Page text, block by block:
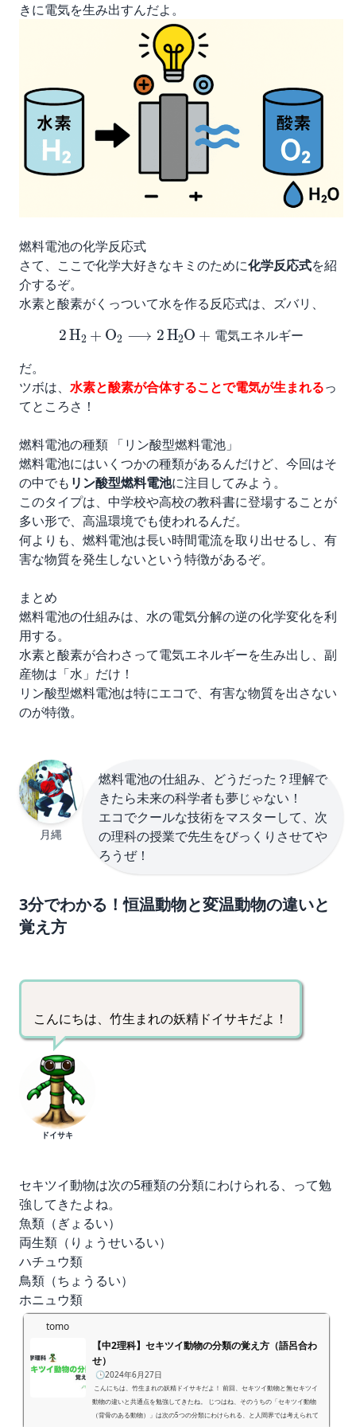
きに電気を生み出すんだよ。
燃料電池の化学反応式
さて、ここで化学大好きなキミのために化学反応式を紹
介するぞ。
水素と酸素がくっついて水を作る反応式は、ズバリ、
電気 エ ネ ル ギ
HA2 + OA2 ⟶2 HA2O + 電気エネルギー
だ。
ツボは、 水素と酸素が合体することで電気が生まれるっ
てところさ！
燃料電池の種類 「リン酸型燃料電池」
燃料電池にはいくつかの種類があるんだけど、今回はそ
の中でも リン酸型燃料電池に注目してみよう。
このタイプは、中学校や高校の教科書に登場することが
多い形で、高温環境でも使われるんだ。
何よりも、燃料電池は長い時間電流を取り出せるし、有
害な物質を発生しないという特徴があるぞ。
まとめ
燃料電池の仕組みは、水の電気分解の逆の化学変化を利
用する。
水素と酸素が合わさって電気エネルギーを生み出し、副
産物は「水」だけ！
リン酸型燃料電池は特にエコで、有害な物質を出さない
のが特徴。
月縄
燃料電池の仕組み、どうだった？理解で
きたら未来の科学者も夢じゃない！
エコでクールな技術をマスターして、次
の理科の授業で先生をびっくりさせてや
ろうぜ！
3分でわかる！恒温動物と変温動物の違いと
覚え方
こんにちは、竹生まれの妖精ドイサキだよ！
ドイサキ
セキツイ動物は次の5種類の分類にわけられる、って勉
強してきたよね。
魚類（ぎょるい）
両生類（りょうせいるい）
ハチュウ類
鳥類（ちょうるい）
ホニュウ類
tomo
【中2理科】セキツイ動物の分類の覚え方（語呂合わ
せ）
🕒️2024年6月27日
こんにちは、竹生まれの妖精ドイサキだよ！ 前回、セキツイ動物と無セキツイ
動物の違いと共通点を勉強してきたね。 じつはね、そのうちの「セキツイ動物
（背骨のある動物）」は次の5つの分類にわけられる、と人間界では考えられて